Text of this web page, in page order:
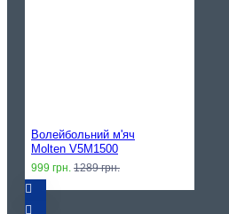
Волейбольний м'яч
Molten V5M1500
999 грн. 1289 грн.